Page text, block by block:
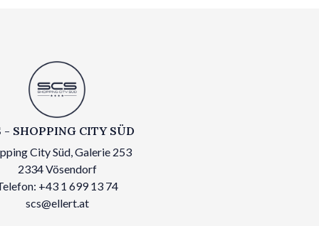
- SHOPPING CITY SÜD
City Süd, Galerie 253
2334 Vösendorf
+43 1 699 13 74
scs@ellert.at